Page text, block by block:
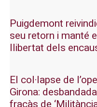
Puigdemont
seu retorn i manté
llibertat dels
El col·lapse de
Girona: